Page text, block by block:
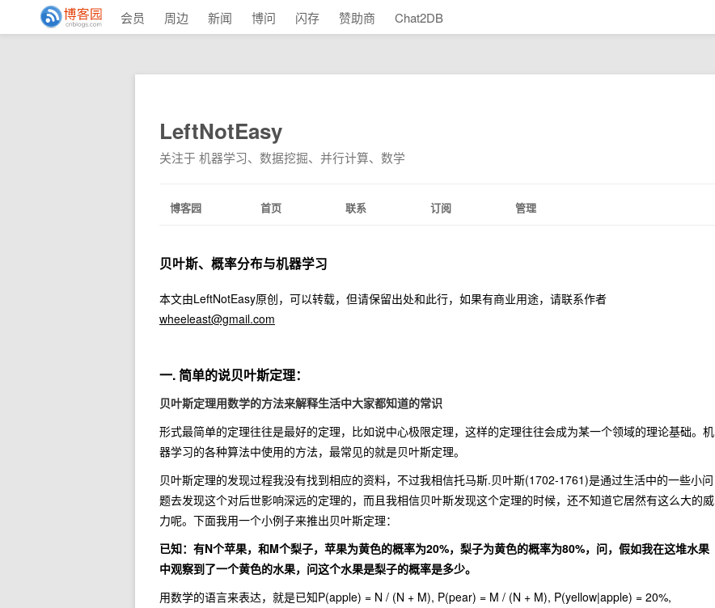
会员 周边 新闻 博问 闪存 赞助商 Chat2DB
LeftNotEasy
关注于 机器学习、数据挖掘、并行计算、数学
博客园 首页 联系 订阅 管理
贝叶斯、概率分布与机器学习
本文由LeftNotEasy原创，可以转载，但请保留出处和此行，如果有商业用途，请联系作者
wheeleast@gmail.com
一. 简单的说贝叶斯定理：
贝叶斯定理用数学的方法来解释生活中大家都知道的常识
形式最简单的定理往往是最好的定理，比如说中心极限定理，这样的定理往往会成为某一个领域的理论基础。机
器学习的各种算法中使用的方法，最常见的就是贝叶斯定理。
贝叶斯定理的发现过程我没有找到相应的资料，不过我相信托马斯.贝叶斯(1702-1761)是通过生活中的一些小问
题去发现这个对后世影响深远的定理的，而且我相信贝叶斯发现这个定理的时候，还不知道它居然有这么大的威
力呢。下面我用一个小例子来推出贝叶斯定理：
已知：有N个苹果，和M个梨子，苹果为黄色的概率为20%，梨子为黄色的概率为80%，问，假如我在这堆水果
中观察到了一个黄色的水果，问这个水果是梨子的概率是多少。
用数学的语言来表达，就是已知P(apple) = N / (N + M), P(pear) = M / (N + M), P(yellow|apple) = 20%,